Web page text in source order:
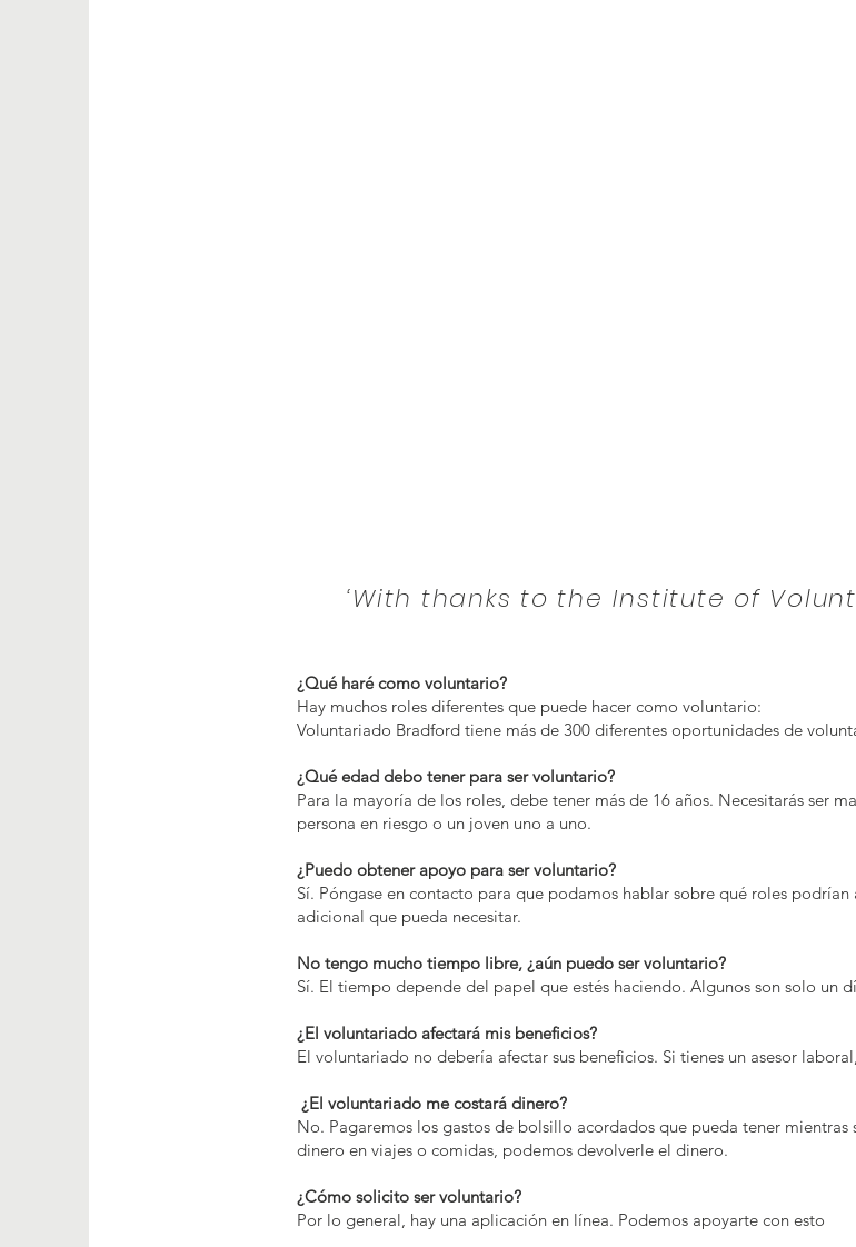
‘With thanks to the Institute of
¿Qué haré como voluntario?
Hay muchos roles diferentes que puede hacer como voluntario:
Voluntariado Bradford tiene más de 300 diferentes oportunidades de
¿Qué edad debo tener para ser voluntario?
Para la mayoría de los roles, debe tener más de 16 años. Necesitarás ser
persona en riesgo o un joven uno a uno.
¿Puedo obtener apoyo para ser voluntario?
Sí. Póngase en contacto para que podamos hablar sobre qué roles
adicional que pueda necesitar.
No tengo mucho tiempo libre, ¿aún puedo ser voluntario?
Sí. El tiempo depende del papel que estés haciendo. Algunos son solo un
¿El voluntariado afectará mis beneficios?
El voluntariado no debería afectar sus beneficios. Si tienes un asesor
¿El voluntariado me costará dinero?
No. Pagaremos los gastos de bolsillo acordados que pueda tener
dinero en viajes o comidas, podemos devolverle el dinero.
¿Cómo solicito ser voluntario?
Por lo general, hay una aplicación en línea. Podemos apoyarte con esto